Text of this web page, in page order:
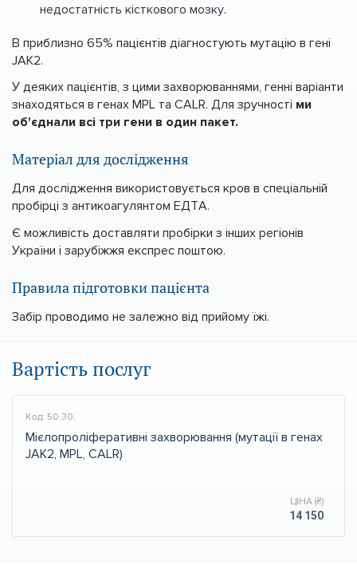
недостатність кісткового мозку.
В приблизно 65% пацієнтів діагностують мутацію в гені
JAK2.
У деяких пацієнтів, з цими захворюваннями, генні варіанти
знаходяться в генах MPL та CALR. Для зручності ми
об'єднали всі три гени в один пакет.
Матеріал для дослідження
Для дослідження використовується кров в спеціальній
пробірці з антикоагулянтом ЕДТА.
Є можливість доставляти пробірки з інших регіонів
України і зарубіжжя експрес поштою.
Правила підготовки пацієнта
Забір проводимо не залежно від прийому їжі.
Вартість послуг
Код: 50.30.
Мієлопроліферативні захворювання (мутації в генах
JAK2, MPL, CALR)
ЦІНА (₴)
14 150